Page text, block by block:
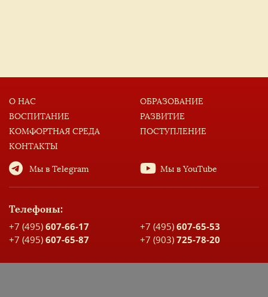
О НАС
ОБРАЗОВАНИЕ
ВОСПИТАНИЕ
РАЗВИТИЕ
КОМФОРТНАЯ СРЕДА
ПОСТУПЛЕНИЕ
КОНТАКТЫ
Мы в Telegram Мы в YouTube
Телефоны:
+7 (495) 607-66-17 +7 (495) 607-65-53
+7 (495) 607-65-87 +7 (903) 725-78-20